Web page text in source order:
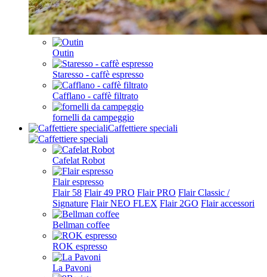
Outin
Staresso - caffè espresso
Cafflano - caffè filtrato
fornelli da campeggio
Caffettiere speciali
Cafelat Robot
Flair espresso
Flair 58 Flair 49 PRO Flair PRO Flair Classic /
Signature Flair NEO FLEX Flair 2GO Flair accessori
Bellman coffee
ROK espresso
La Pavoni